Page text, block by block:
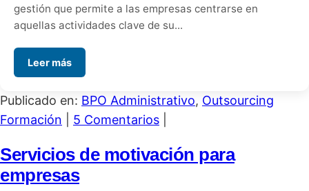
gestión que permite a las empresas centrarse en
aquellas actividades clave de su...
Leer más
Publicado en: BPO Administrativo, Outsourcing
Formación
5 Comentarios
Servicios de motivación para
empresas